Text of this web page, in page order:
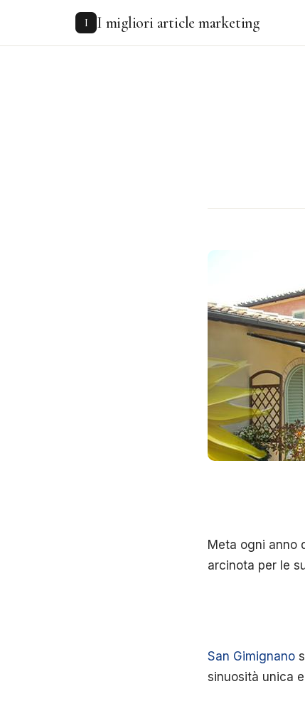
I I migliori article marketing
Meta ogni anno
arcinota per le
San Gimignano
sinuosità unica